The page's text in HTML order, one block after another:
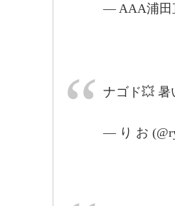
— AAA浦田
ナゴド💥 暑
— り お